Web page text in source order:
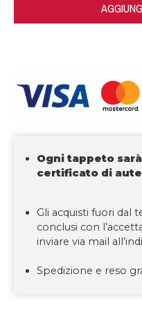
Ogni tappeto
certificato di
Gli acquisti fuori dal
conclusi con
inviare via mail
Spedizione e reso